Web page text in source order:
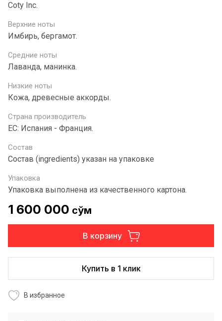
Coty Inc.
Верхние ноты
Имбирь, бергамот.
Средние ноты
Лаванда, манинка.
Низкие ноты
Кожа, древесные аккорды.
Страна производитель
ЕС: Испания - Франция.
Состав
Состав (ingredients) указан на упаковке
Упаковка
Упаковка выполнена из качественного картона.
1 600 000 сўм
В корзину
Купить в 1 клик
В избранное